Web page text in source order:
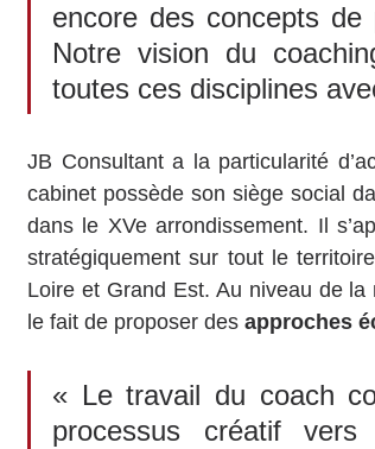
encore des concepts de
Notre vision du
toutes ces disciplines
JB Consultant a la particularité
cabinet possède son siège social
dans le XVe arrondissement. Il
stratégiquement sur tout le
Loire et Grand Est. Au niveau de la
le fait de proposer des approches
« Le travail du coach
processus créatif vers